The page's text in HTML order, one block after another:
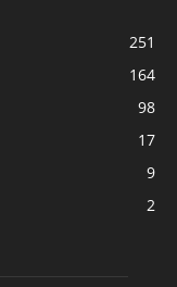
251
164
98
17
9
2